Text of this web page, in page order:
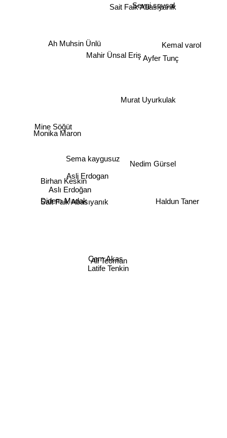
Mahir Ünsal Eriş
Sema kaygusuz
Sait Faik Abasiyanik
Asli Erdogan
Ayfer Tunç
Sevgi soysal
Nedim Gürsel
Ah Muhsin Ünlü
Aslı Erdoğan
Murat Uyurkulak
Sait Faik Abasıyanık
Birhan Keskin
Monika Maron
Cem Akas
Ali Teoman
Kemal varol
Didem Madak
Latife Tenkin
Haldun Taner
Mine Söğüt